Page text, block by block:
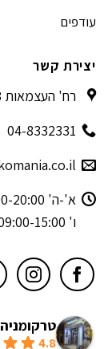
עודפים
יצירת קשר
רח' העצמאות 53, חיפה
04-8332331
א'-ה' 9:00-20:00
ו' 09:00-15:00
4.8